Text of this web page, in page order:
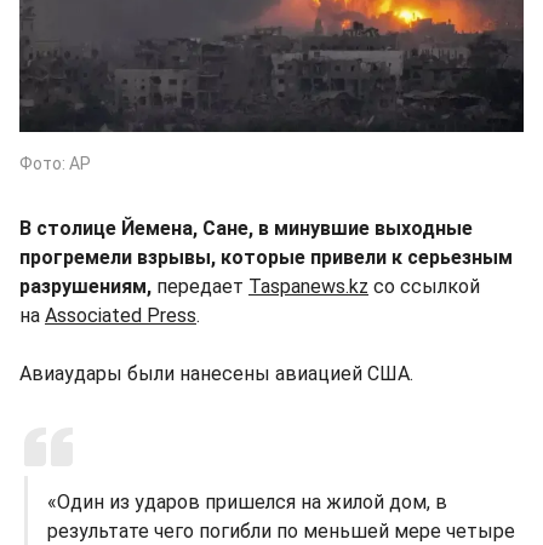
Фото: АР
В столице Йемена, Сане, в минувшие выходные
прогремели взрывы, которые привели к серьезным
разрушениям, передает Taspanews.kz со ссылкой
на Associated Press.
Авиаудары были нанесены авиацией США.
«Один из ударов пришелся на жилой дом, в
результате чего погибли по меньшей мере четыре